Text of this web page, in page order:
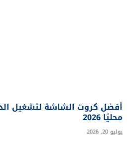
أفضل كروت الشاشة لتشغيل
محليًا 2026
يوليو 20, 2026